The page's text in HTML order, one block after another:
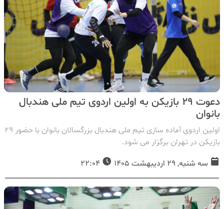
دعوت ۲۹ بازیکن به اولین اردوی تیم ملی هندبال
بانوان
اولین اردوی آماده سازی تیم ملی هندبال بزرگسالان بانوان با حضور ۲۹
بازیکن در تهران برگزار می شود.
سه شنبه, 29 اردیبهشت 1405